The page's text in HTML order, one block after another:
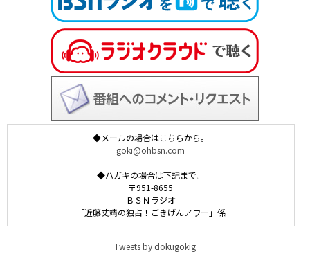
◆メールの場合はこちらから。
goki@ohbsn.com
◆ハガキの場合は下記まで。
〒951-8655
ＢＳＮラジオ
「近藤丈靖の独占！ごきげんアワー」係
Tweets by dokugokig